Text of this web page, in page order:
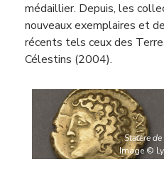
médaillier. Depuis, les
nouveaux exemplaires et
récents tels ceux des
Célestins (2004).
Statère
Image ©